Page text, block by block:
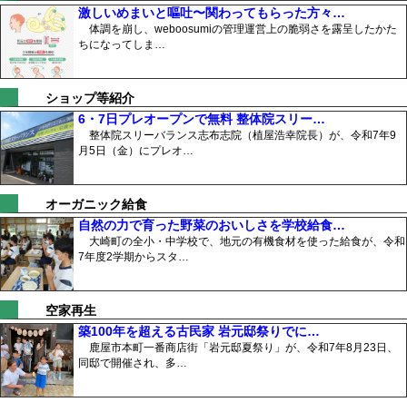
激しいめまいと嘔吐〜関わってもらった方々…
体調を崩し、weboosumiの管理運営上の脆弱さを露呈したかた
ちになってしま…
ショップ等紹介
6・7日プレオープンで無料 整体院スリー…
整体院スリーバランス志布志院（植屋浩幸院長）が、令和7年9
月5日（金）にプレオ…
オーガニック給食
自然の力で育った野菜のおいしさを学校給食…
大崎町の全小・中学校で、地元の有機食材を使った給食が、令和
7年度2学期からスタ…
空家再生
築100年を超える古民家 岩元邸祭りでに…
鹿屋市本町一番商店街「岩元邸夏祭り」が、令和7年8月23日、
同邸で開催され、多…